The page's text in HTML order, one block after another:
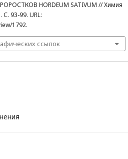
HORDEUM SATIVUM // Химия
93-99. URL:
1792.
ссылок